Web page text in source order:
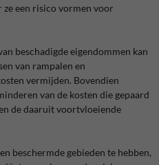
een risico vormen voor
beschadigde eigendommen kan
van rampalen en
vermijden. Bovendien
van de kosten die gepaard
de daaruit voortvloeiende
beschermde gebieden te hebben,